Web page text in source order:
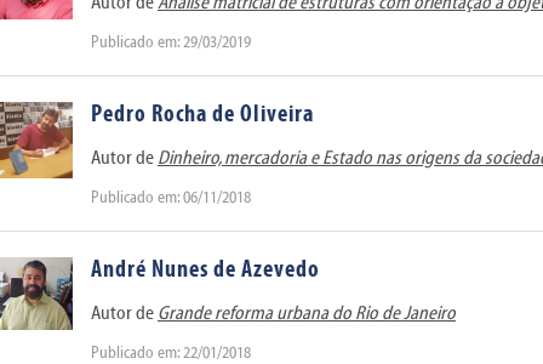
Publicado em: 29/03/2019
Pedro Rocha de Oliveira
Autor de Dinheiro, mercadoria e Estado nas origens da
Publicado em: 06/11/2018
André Nunes de Azevedo
Autor de Grande reforma urbana do Rio de Janeiro
Publicado em: 22/01/2018